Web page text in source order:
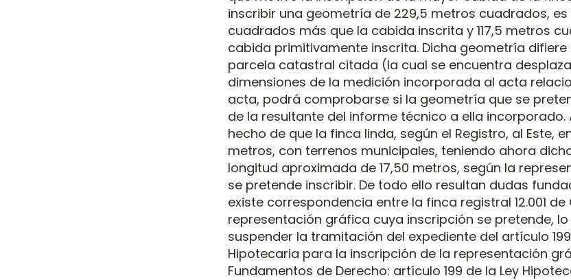
inscribir una geometría de 229,5 metros cuadrados,
cuadrados más que la cabida inscrita y 117,5 metros
cabida primitivamente inscrita. Dicha geometría
parcela catastral citada (la cual se encuentra
dimensiones de la medición incorporada al acta
acta, podrá comprobarse si la geometría que se
de la resultante del informe técnico a ella incorporado.
hecho de que la finca linda, según el Registro, al Este,
metros, con terrenos municipales, teniendo ahora
longitud aproximada de 17,50 metros, según la
se pretende inscribir. De todo ello resultan dudas
existe correspondencia entre la finca registral 12.001 de
representación gráfica cuya inscripción se pretende, lo
suspender la tramitación del expediente del artículo
Hipotecaria para la inscripción de la representación
Fundamentos de Derecho: artículo 199 de la Ley